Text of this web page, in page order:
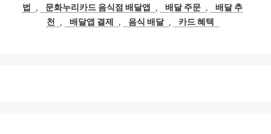
법
, 문화누리카드 음식점 배달앱 , 배달 주문 ,
배달 추
천
, 배달앱 결제 , 음식 배달 , 카드 혜택